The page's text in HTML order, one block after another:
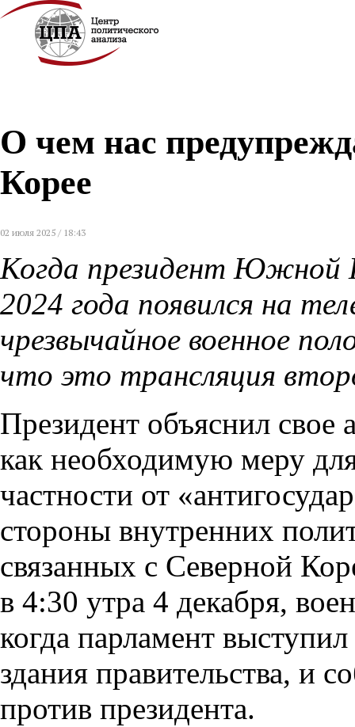
О чем нас
Корее
02 июля 2025 / 18:43
Когда президент Южной
2024 года появился на
чрезвычайное военное
что это трансляция
Президент объяснил свое
как необходимую меру
частности от
стороны внутренних
связанных с Северной
в 4:30 утра 4 декабря,
когда парламент
здания правительства, и
против президента.